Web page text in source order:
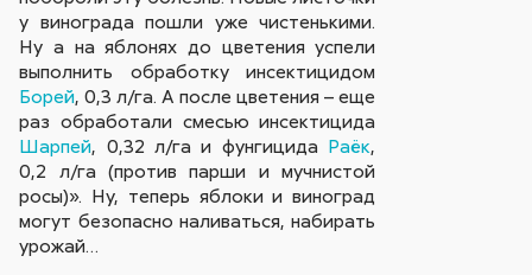
у винограда пошли уже чистенькими.
Ну а на яблонях до цветения успели
выполнить обработку инсектицидом
Борей, 0,3 л/га. А после цветения – еще
раз обработали смесью инсектицида
Шарпей, 0,32 л/га и фунгицида Раёк,
0,2 л/га (против парши и мучнистой
росы)». Ну, теперь яблоки и виноград
могут безопасно наливаться, набирать
урожай…